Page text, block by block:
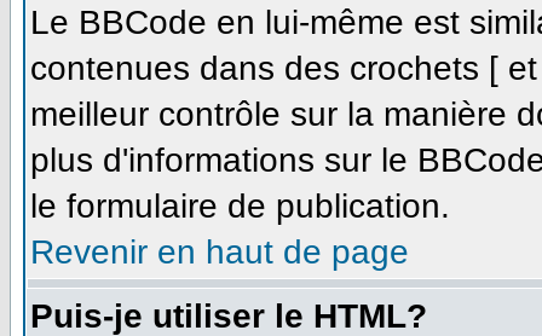
Le BBCode en lui-même est
contenues dans des crochets [
meilleur contrôle sur la manière
plus d'informations sur le
le formulaire de publication.
Revenir en haut de page
Puis-je utiliser le HTML?